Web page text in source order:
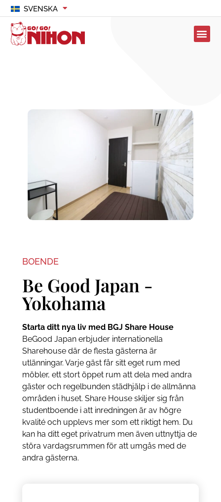
SVENSKA
BOENDE
Be Good Japan -
Yokohama
Starta ditt nya liv med BGJ Share House
BeGood Japan erbjuder internationella
Sharehouse där de flesta gästerna är
utlänningar. Varje gäst får sitt eget rum med
möbler, ett stort öppet rum att dela med andra
gäster och regelbunden städhjälp i de allmänna
områden i huset. Share House skiljer sig från
studentboende i att inredningen är av högre
kvalité och upplevs mer som ett riktigt hem. Du
kan ha ditt eget privatrum men även uttnyttja de
störa vardagsrummen för att umgås med de
andra gästerna.